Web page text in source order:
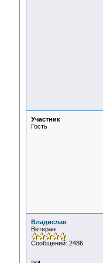
Участник
Гость
Владислав
Ветеран
Сообщений: 2486